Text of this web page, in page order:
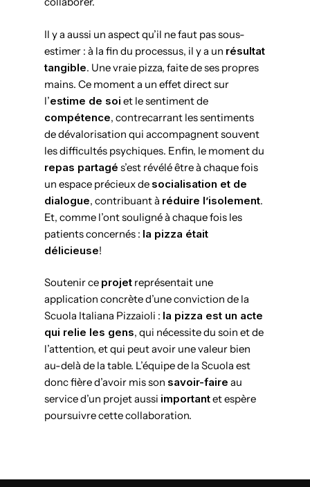
Il y a aussi un aspect qu’il ne faut pas sous-
estimer : à la fin du processus, il y a un résultat
tangible. Une vraie pizza, faite de ses propres
mains. Ce moment a un effet direct sur
l’estime de soi et le sentiment de
compétence, contrecarrant les sentiments
de dévalorisation qui accompagnent souvent
les difficultés psychiques. Enfin, le moment du
repas partagé s’est révélé être à chaque fois
un espace précieux de socialisation et de
dialogue, contribuant à réduire l’isolement.
Et, comme l’ont souligné à chaque fois les
patients concernés : la pizza était
délicieuse!
Soutenir ce projet représentait une
application concrète d’une conviction de la
Scuola Italiana Pizzaioli : la pizza est un acte
qui relie les gens, qui nécessite du soin et de
l’attention, et qui peut avoir une valeur bien
au-delà de la table. L’équipe de la Scuola est
donc fière d’avoir mis son savoir-faire au
service d’un projet aussi importantet espère
poursuivre cette collaboration.